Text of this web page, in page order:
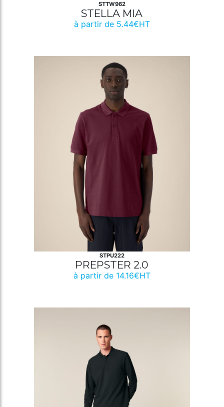
STTW962
STELLA MIA
à partir de 5.44€HT
STPU222
PREPSTER 2.0
à partir de 14.16€HT